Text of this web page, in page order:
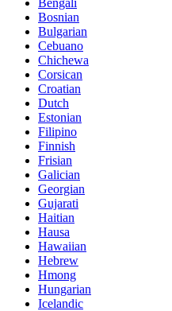
Bengali
Bosnian
Bulgarian
Cebuano
Chichewa
Corsican
Croatian
Dutch
Estonian
Filipino
Finnish
Frisian
Galician
Georgian
Gujarati
Haitian
Hausa
Hawaiian
Hebrew
Hmong
Hungarian
Icelandic